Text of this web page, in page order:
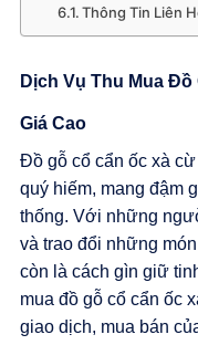
Thông Tin Liên
Dịch Vụ Thu Mua Đồ
Giá Cao
Đồ gỗ cổ cẩn ốc xà
quý hiếm, mang đậm
thống. Với những
và trao đổi những
còn là cách gìn giữ
mua đồ gỗ cổ cẩn ốc
giao dịch, mua bán